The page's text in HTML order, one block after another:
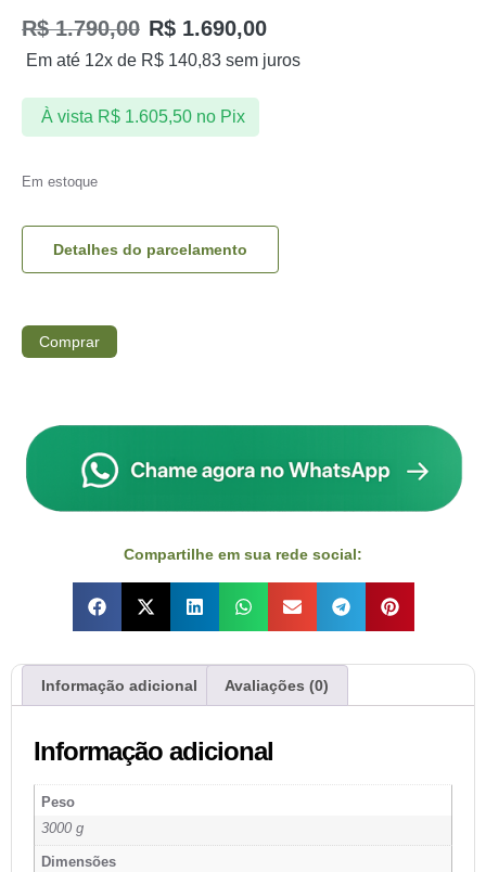
R$1.790,00 R$ 1.690,00
Em até 12x de R$ 140,83 sem juros
À vista R$1.605,50 no Pix
Em estoque
Detalhes do parcelamento
Comprar
Compartilhe em sua rede social:
Informação adicional Avaliações (0)
Informação adicional
Peso
3000 g
Dimensões